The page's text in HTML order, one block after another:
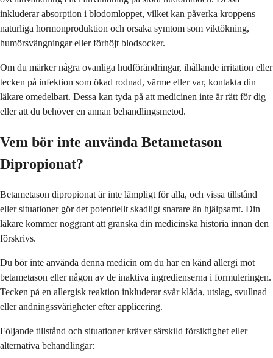
inkluderar absorption i blodomloppet, vilket kan påverka kroppens
naturliga hormonproduktion och orsaka symtom som viktökning,
humörsvängningar eller förhöjt blodsocker.
Om du märker några ovanliga hudförändringar, ihållande irritation eller
tecken på infektion som ökad rodnad, värme eller var, kontakta din
läkare omedelbart. Dessa kan tyda på att medicinen inte är rätt för dig
eller att du behöver en annan behandlingsmetod.
Vem bör inte använda Betametason
Dipropionat?
Betametason dipropionat är inte lämpligt för alla, och vissa tillstånd
eller situationer gör det potentiellt skadligt snarare än hjälpsamt. Din
läkare kommer noggrant att granska din medicinska historia innan den
förskrivs.
Du bör inte använda denna medicin om du har en känd allergi mot
betametason eller någon av de inaktiva ingredienserna i formuleringen.
Tecken på en allergisk reaktion inkluderar svår klåda, utslag, svullnad
eller andningssvårigheter efter applicering.
Följande tillstånd och situationer kräver särskild försiktighet eller
alternativa behandlingar: